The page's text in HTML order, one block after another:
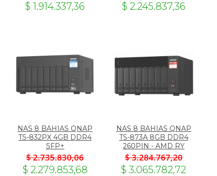
$ 1.914.337,36 $ 2.245.837,36
NAS 8 BAHIAS QNAP
TS-832PX 4GB DDR4
SFP+
$ 2.735.830,06
$ 2.279.853,68
NAS 8 BAHIAS QNAP
TS-873A 8GB DDR4
260PIN - AMD RY
$ 3.284.767,20
$ 3.065.782,72